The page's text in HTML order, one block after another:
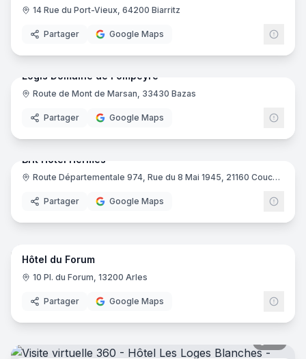
14 Rue du Port-Vieux, 64200 Biarritz
Partager Google Maps
64
Logis Domaine de Fompeyre
Route de Mont de Marsan, 33430 Bazas
Partager Google Maps
15
Brit Hotel Hermes
Route Départementale 974, Rue du 8 Mai 1945, 21160 Couchey
Partager Google Maps
16
Hôtel du Forum
10 Pl. du Forum, 13200 Arles
Partager Google Maps